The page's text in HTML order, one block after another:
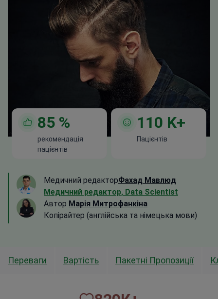
85 %
рекомендація
пацієнтів
110 K+
Пацієнтів
Медичний редакторФахад Мавлюд
Медичний редактор, Data Scientist
Автор Марія Митрофанкіна
Копірайтер (англійська та німецька мови)
Переваги Вартість Пакетні Пропозиції